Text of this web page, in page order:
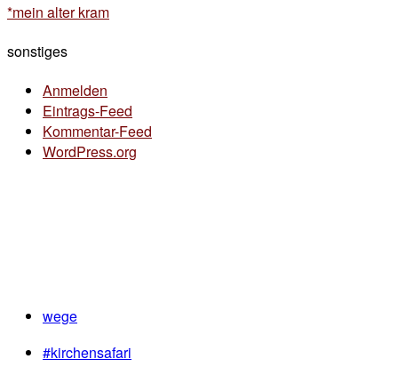
*mein alter kram
sonstiges
Anmelden
Eintrags-Feed
Kommentar-Feed
WordPress.org
wege
#kirchensafari